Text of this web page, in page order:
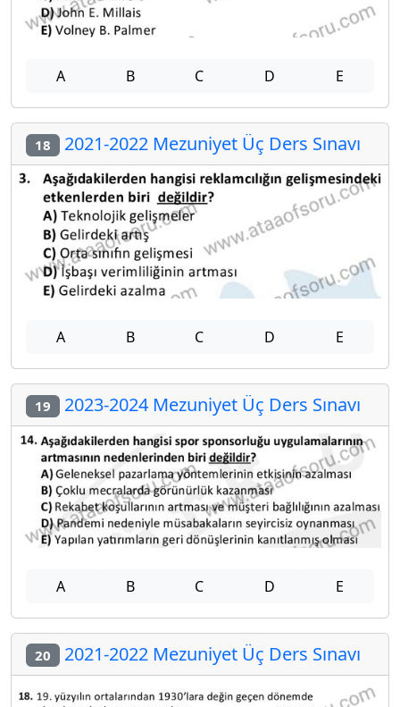
A B C D E
18 2021-2022 Mezuniyet Üç Ders Sınavı
A B C D E
19 2023-2024 Mezuniyet Üç Ders Sınavı
A B C D E
20 2021-2022 Mezuniyet Üç Ders Sınavı